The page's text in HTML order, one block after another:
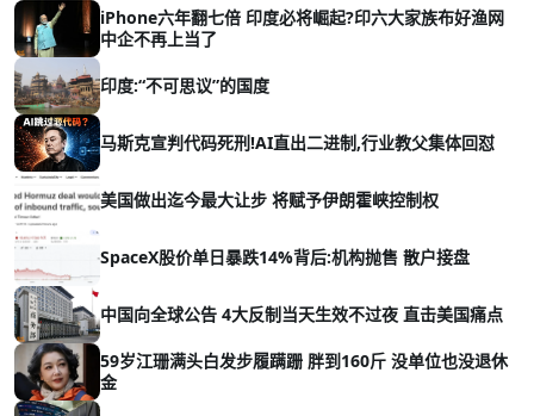
iPhone六年翻七倍 印度必将崛起?印六大家族布好渔网
中企不再上当了
印度:“不可思议”的国度
马斯克宣判代码死刑!AI直出二进制,行业教父集体回怼
美国做出迄今最大让步 将赋予伊朗霍峡控制权
SpaceX股价单日暴跌14%背后:机构抛售 散户接盘
中国向全球公告 4大反制当天生效不过夜 直击美国痛点
59岁江珊满头白发步履蹒跚 胖到160斤 没单位也没退休
金